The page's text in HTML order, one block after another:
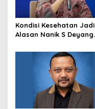
Kondisi Kesehatan Jadi
Alasan Nanik S Deyang
Tunjuk Wamentan
Sudaryono